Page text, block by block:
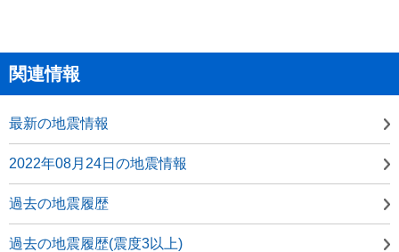
関連情報
最新の地震情報
2022年08月24日の地震情報
過去の地震履歴
過去の地震履歴(震度3以上)